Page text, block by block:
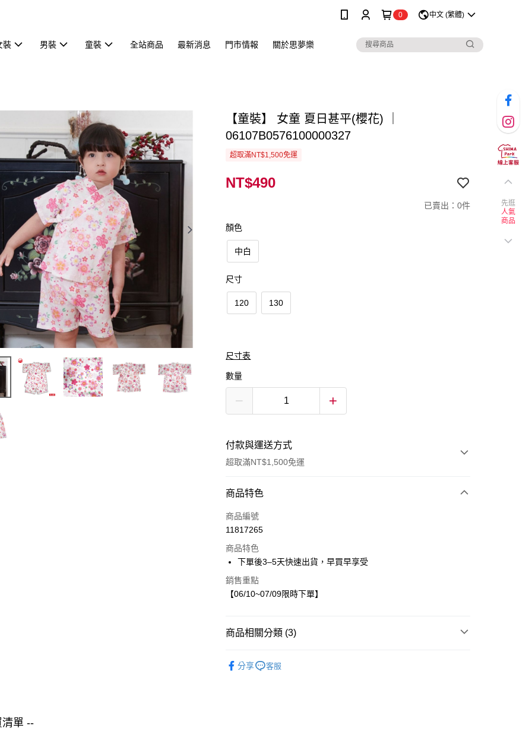
0 中文 (繁體)
裝 男裝 童裝 全站商品 最新消息 門市情報 關於思夢樂
【童裝】 女童 夏日甚平(櫻花) ｜
06107B0576100000327
超取滿NT$1,500免運
NT$490
已賣出：0件
顏色
中白
尺寸
120 130
尺寸表
數量
付款與運送方式
超取滿NT$1,500免運
付款方式
信用卡一次付款
Apple Pay
街口支付
付款後全家取貨
商品特色
商品編號
11817265
商品特色
下單後3–5天快速出貨，早買早享受
銷售重點
【06/10~07/09限時下單】
商品相關分類 (3)
分享 客服
單 --
先逛
人氣
商品